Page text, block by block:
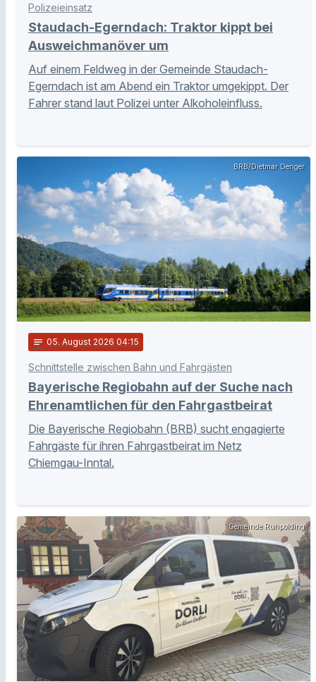
Polizeieinsatz
Staudach-Egerndach: Traktor kippt bei
Ausweichmanöver um
Auf einem Feldweg in der Gemeinde Staudach-
Egerndach ist am Abend ein Traktor umgekippt. Der
Fahrer stand laut Polizei unter Alkoholeinfluss.
BRB/Dietmar Denger
notes 05. August 2026 04:15
Schnittstelle zwischen Bahn und Fahrgästen
Bayerische Regiobahn auf der Suche nach
Ehrenamtlichen für den Fahrgastbeirat
Die Bayerische Regiobahn (BRB) sucht engagierte
Fahrgäste für ihren Fahrgastbeirat im Netz
Chiemgau-Inntal.
Gemeinde Ruhpolding